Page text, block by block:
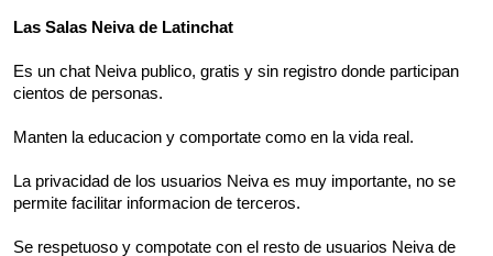
Las Salas Neiva de Latinchat
Es un chat Neiva publico, gratis y sin registro donde participan
cientos de personas.
Manten la educacion y comportate como en la vida real.
La privacidad de los usuarios Neiva es muy importante, no se
permite facilitar informacion de terceros.
Se respetuoso y compotate con el resto de usuarios Neiva de